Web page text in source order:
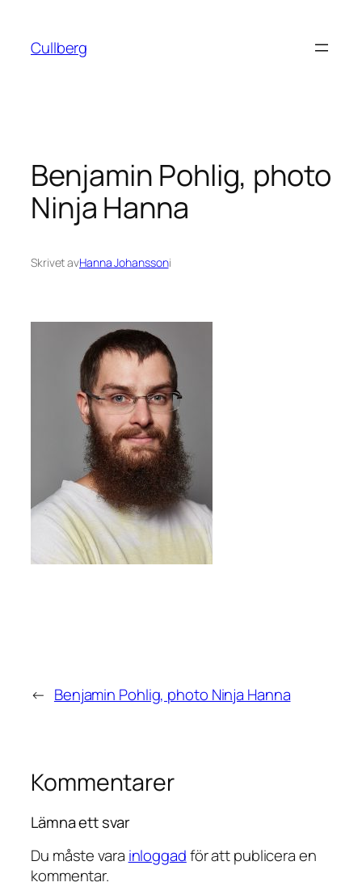
innehåll
Cullberg
Benjamin Pohlig, photo
Ninja Hanna
Skrivet avHanna Johanssoni
← Benjamin Pohlig, photo Ninja Hanna
Kommentarer
Lämna ett svar
Du måste vara inloggadför att publicera en
kommentar.